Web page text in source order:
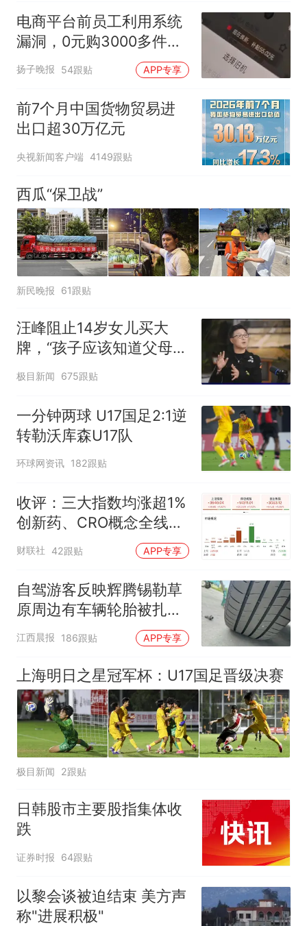
电商平台前员工利用系统
漏洞，0元购3000多件家
电！
扬子晚报 54跟贴 APP专享
前7个月中国货物贸易进
出口超30万亿元
央视新闻客户端 4149跟贴
西瓜“保卫战”
新民晚报 61跟贴
汪峰阻止14岁女儿买大
牌，“孩子应该知道父母的
不易”，称自己买衣服80%
极目新闻 675跟贴
一分钟两球 U17国足2:1逆
转勒沃库森U17队
环球网资讯 182跟贴
收评：三大指数均涨超1%
创新药、CRO概念全线走
强
财联社 42跟贴 APP专享
自驾游客反映辉腾锡勒草
原周边有车辆轮胎被扎，
修理店铺换胎价格高达千
元，官方发布情况通报
江西晨报 186跟贴 APP专享
上海明日之星冠军杯：U17国足晋级决赛
极目新闻 2跟贴
日韩股市主要股指集体收
跌
证券时报 64跟贴
以黎会谈被迫结束 美方声
称"进展积极"